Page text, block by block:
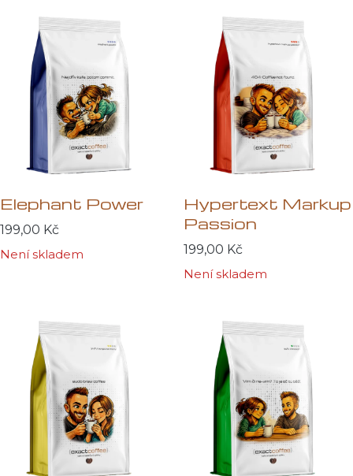
Elephant Power
199,00 Kč
Není skladem
Hypertext Markup
Passion
199,00 Kč
Není skladem